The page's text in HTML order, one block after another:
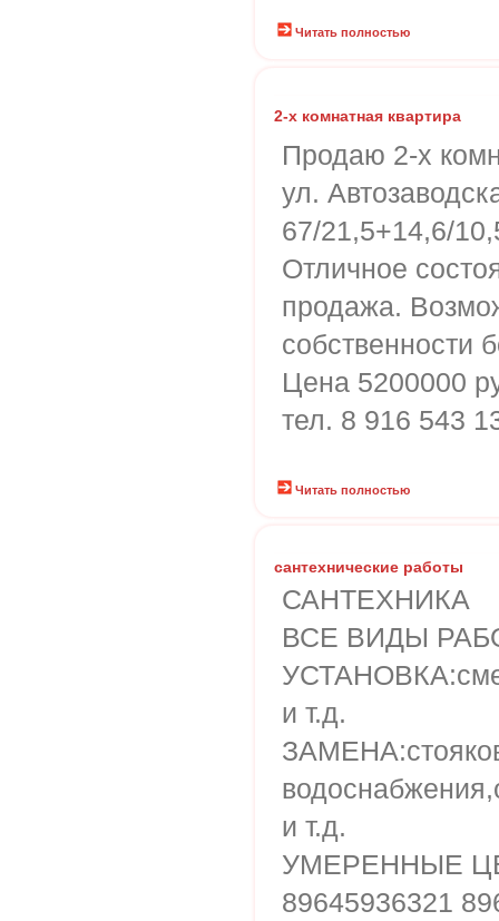
Читать полностью
2-х комнатная квартира
Продаю 2-х
ул.
67/21,5+14,6/
Отличное
продажа.
собственности
Цена 5200000
тел. 8 916 543
Читать полностью
сантехнические работы
САНТЕХНИКА
ВСЕ ВИДЫ
и т.д.
и т.д.
УМЕРЕННЫЕ
89645936321